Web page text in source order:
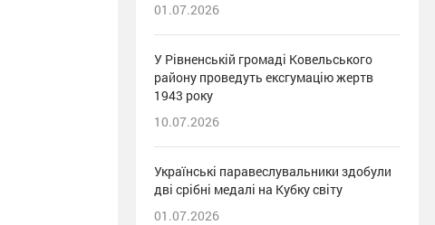
01.07.2026
У Рівненській громаді Ковельського
району проведуть ексгумацію жертв
1943 року
10.07.2026
Українські паравеслувальники здобули
дві срібні медалі на Кубку світу
01.07.2026